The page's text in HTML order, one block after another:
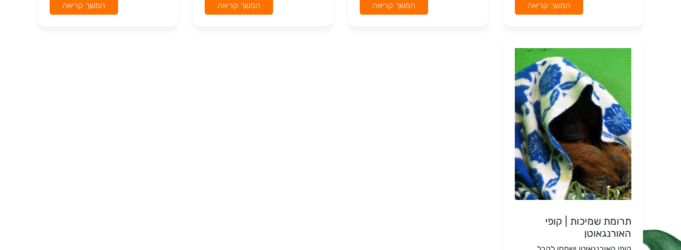
המשך קריאה המשך קריאה המשך קריאה המשך קריאה
תרומת שמיכות | קופי
האורנגאוטן